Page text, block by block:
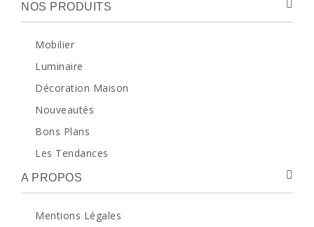
NOS PRODUITS
Mobilier
Luminaire
Décoration Maison
Nouveautés
Bons Plans
Les Tendances
A PROPOS
Mentions Légales